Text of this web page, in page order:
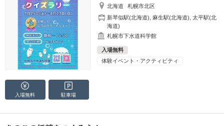
北海道
札幌市北区
新琴似駅(北海道)
麻生駅(北海道) ,太平駅(北
海道)
札幌市下水道科学館
入場無料
体験イベント・アクティビティ
入場無料 駐車場